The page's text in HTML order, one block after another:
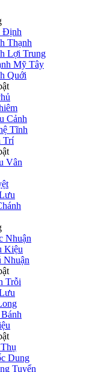
Định
Thạnh
Lợi Trung
Mỹ Tây
Quới
Cảnh
Tĩnh
Trí
Vân
Nhuận
Kiệu
Nhuận
Trỗi
Dung
Tuyển